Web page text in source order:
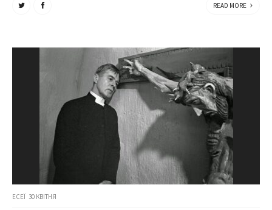
READ MORE
ЕСЕЇ 30 КВІТНЯ